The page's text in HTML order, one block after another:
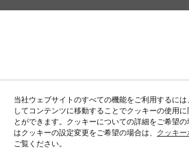
当社ウェブサイトのすべての機能をご利用するには
してコンテンツに移動することでクッキーの使用に
とができます。クッキーについての詳細をご希望
はクッキーの設定変更をご希望の場合は、 クッキ
ご覧ください。